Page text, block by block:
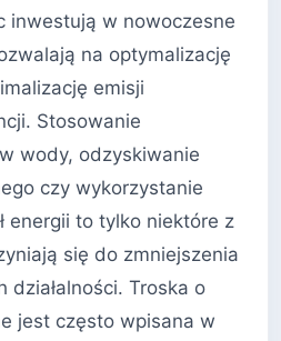
inwestują w nowoczesne
na optymalizację
emisji
Stosowanie
wody, odzyskiwanie
czy wykorzystanie
energii to tylko niektóre z
się do zmniejszenia
działalności. Troska o
jest często wpisana w